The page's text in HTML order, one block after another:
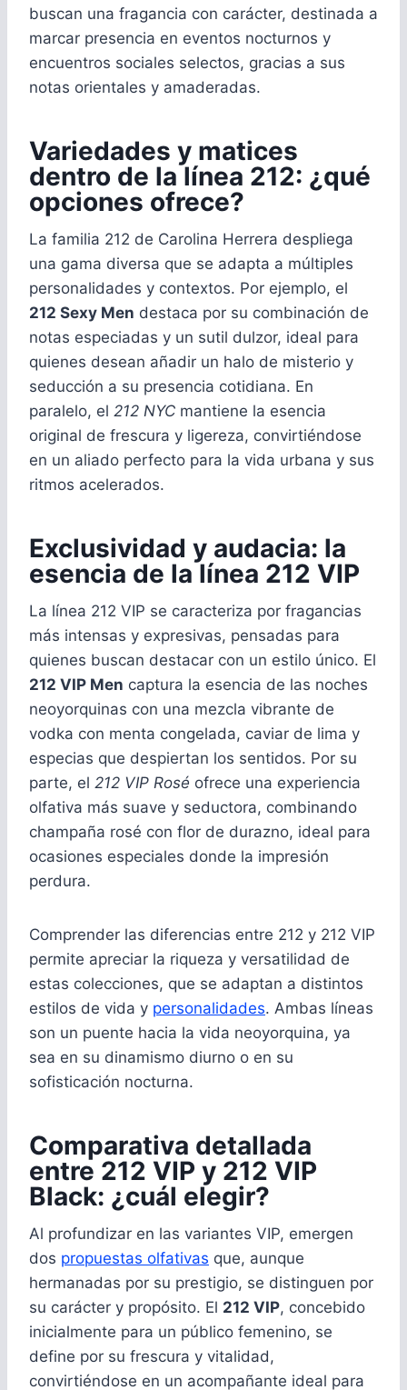
buscan una fragancia con carácter, destinada a
marcar presencia en eventos nocturnos y
encuentros sociales selectos, gracias a sus
notas orientales y amaderadas.
Variedades y matices
dentro de la línea 212: ¿qué
opciones ofrece?
La familia 212 de Carolina Herrera despliega
una gama diversa que se adapta a múltiples
personalidades y contextos. Por ejemplo, el
212 Sexy Men destaca por su combinación de
notas especiadas y un sutil dulzor, ideal para
quienes desean añadir un halo de misterio y
seducción a su presencia cotidiana. En
paralelo, el 212 NYC mantiene la esencia
original de frescura y ligereza, convirtiéndose
en un aliado perfecto para la vida urbana y sus
ritmos acelerados.
Exclusividad y audacia: la
esencia de la línea 212 VIP
La línea 212 VIP se caracteriza por fragancias
más intensas y expresivas, pensadas para
quienes buscan destacar con un estilo único. El
212 VIP Men captura la esencia de las noches
neoyorquinas con una mezcla vibrante de
vodka con menta congelada, caviar de lima y
especias que despiertan los sentidos. Por su
parte, el 212 VIP Rosé ofrece una experiencia
olfativa más suave y seductora, combinando
champaña rosé con flor de durazno, ideal para
ocasiones especiales donde la impresión
perdura.
Comprender las diferencias entre 212 y 212 VIP
permite apreciar la riqueza y versatilidad de
estas colecciones, que se adaptan a distintos
estilos de vida y personalidades. Ambas líneas
son un puente hacia la vida neoyorquina, ya
sea en su dinamismo diurno o en su
sofisticación nocturna.
Comparativa detallada
entre 212 VIP y 212 VIP
Black: ¿cuál elegir?
Al profundizar en las variantes VIP, emergen
dos propuestas olfativas que, aunque
hermanadas por su prestigio, se distinguen por
su carácter y propósito. El 212 VIP, concebido
inicialmente para un público femenino, se
define por su frescura y vitalidad,
convirtiéndose en un acompañante ideal para